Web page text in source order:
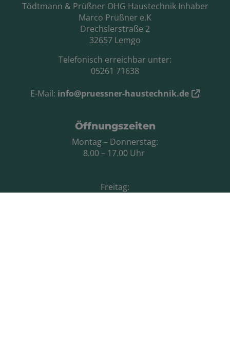
Tödtmann & Prüßner OHG Haustechnik Inhaber
Marco Prüßner e.K
Drechslerstraße 2
32657 Lemgo
Telefonisch erreichbar unter:
05261 71638
E-Mail: info@pruessner-haustechnik.de
Öffnungszeiten
Montag – Donnerstag:
8.00 – 17.00 Uhr
Freitag: